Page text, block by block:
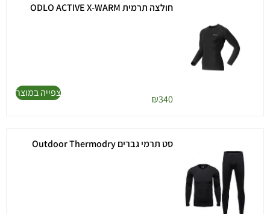
חולצה תרמית ODLO ACTIVE X-WARM
₪340
צפייה במוצר
סט תרמי גברים Outdoor Thermodry